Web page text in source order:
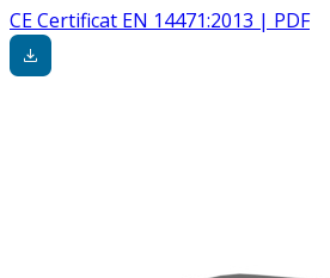
CE Certificat EN 14471:2013 | PDF